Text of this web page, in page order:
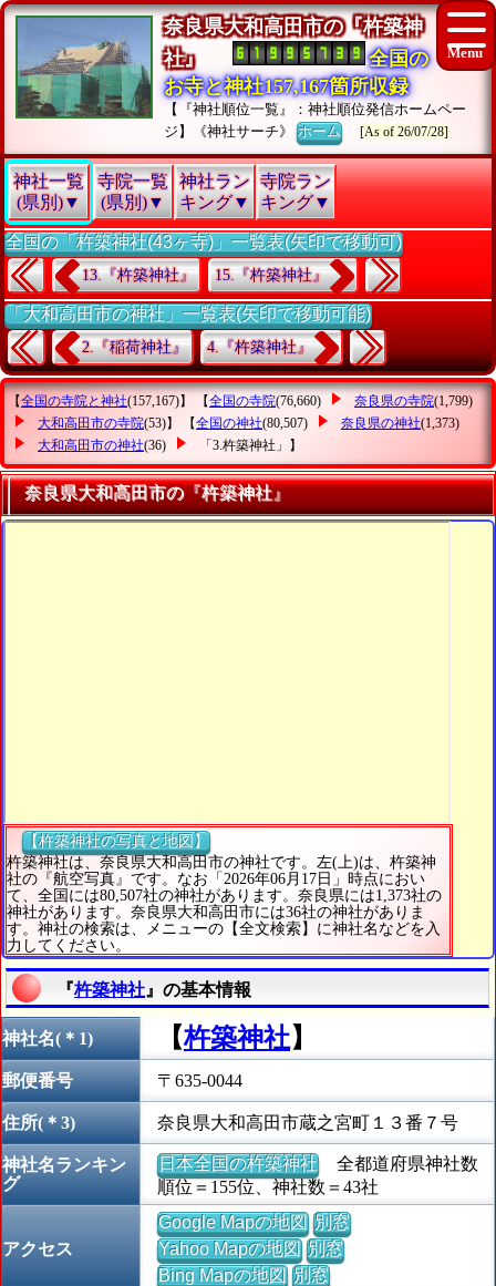
奈良県大和高田市の『杵築神
社』
全国の
お寺と神社157,167箇所収録
【『神社順位一覧』：神社順位発信ホームペー
ジ】《神社サーチ》ホーム [As of 26/07/28]
神社一覧
(県別)▼
寺院一覧
(県別)▼
神社ラン
キング▼
寺院ラン
キング▼
全国の「杵築神社(43ヶ寺)」一覧表(矢印で移動可)
13.『杵築神社』 15.『杵築神社』
「大和高田市の神社」一覧表(矢印で移動可能)
2.『稲荷神社』 4.『杵築神社』
【全国の寺院と神社(157,167)】 【全国の寺院(76,660) 奈良県の寺院(1,799)
大和高田市の寺院(53)】 【全国の神社(80,507) 奈良県の神社(1,373)
大和高田市の神社(36) 「3.杵築神社」 】
奈良県大和高田市の『杵築神社』
【杵築神社の写真と地図】
杵築神社は、奈良県大和高田市の神社です。左(上)は、杵築神
社の『航空写真』です。なお「2026年06月17日」時点におい
て、全国には80,507社の神社があります。奈良県には1,373社の
神社があります。奈良県大和高田市には36社の神社がありま
す。神社の検索は、メニューの【全文検索】に神社名などを入
力してください。
『杵築神社 』の基本情報
神社名(＊1) 【杵築神社】
郵便番号 〒635-0044
住所(＊3) 奈良県大和高田市蔵之宮町１３番７号
神社名ランキン
グ
日本全国の杵築神社全都道府県神社数
順位＝155位、神社数＝43社
アクセス
Google Mapの地図 別窓
Yahoo Mapの地図 別窓
Bing Mapの地図 別窓